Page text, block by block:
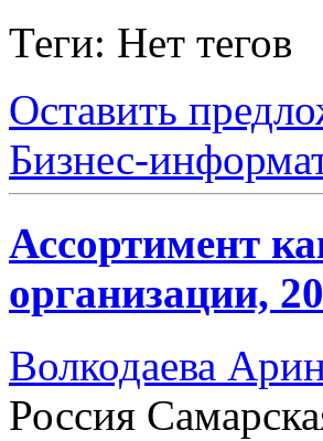
Теги: Нет тегов
Оставить
Бизнес-
Ассортимент
организации,
Волкодаева
Россия